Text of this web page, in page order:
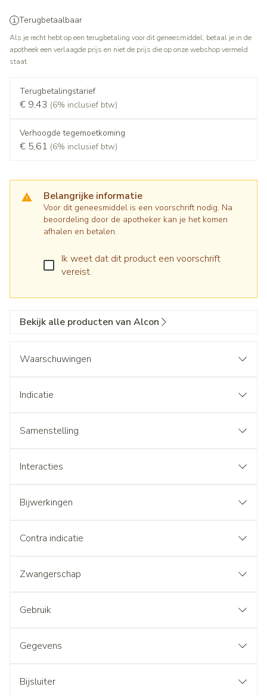
Terugbetaalbaar
Als je recht hebt op een terugbetaling voor dit geneesmiddel, betaal je in de
apotheek een verlaagde prijs en niet de prijs die op onze webshop vermeld
staat.
Terugbetalingstarief
€ 9,43 (6% inclusief btw)
Verhoogde tegemoetkoming
€ 5,61 (6% inclusief btw)
Belangrijke informatie
Voor dit geneesmiddel is een voorschrift nodig. Na
beoordeling door de apotheker kan je het komen
afhalen en betalen.
Ik weet dat dit product een voorschrift
vereist.
Bekijk alle producten van Alcon
Waarschuwingen
Indicatie
Samenstelling
Interacties
Bijwerkingen
Contra indicatie
Zwangerschap
Gebruik
Gegevens
Bijsluiter